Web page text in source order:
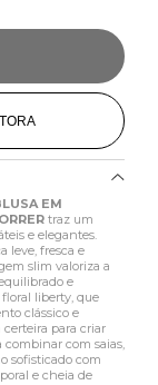
EM
traz um
e elegantes.
leve, fresca e
slim valoriza a
e
liberty, que
clássico e
para criar
combinar com saias,
sofisticado com
e cheia de